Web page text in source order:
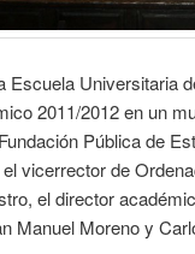
Escuela Universitaria
2011/2012 en un
Pública de
vicerrector de
el director
Manuel Moreno y